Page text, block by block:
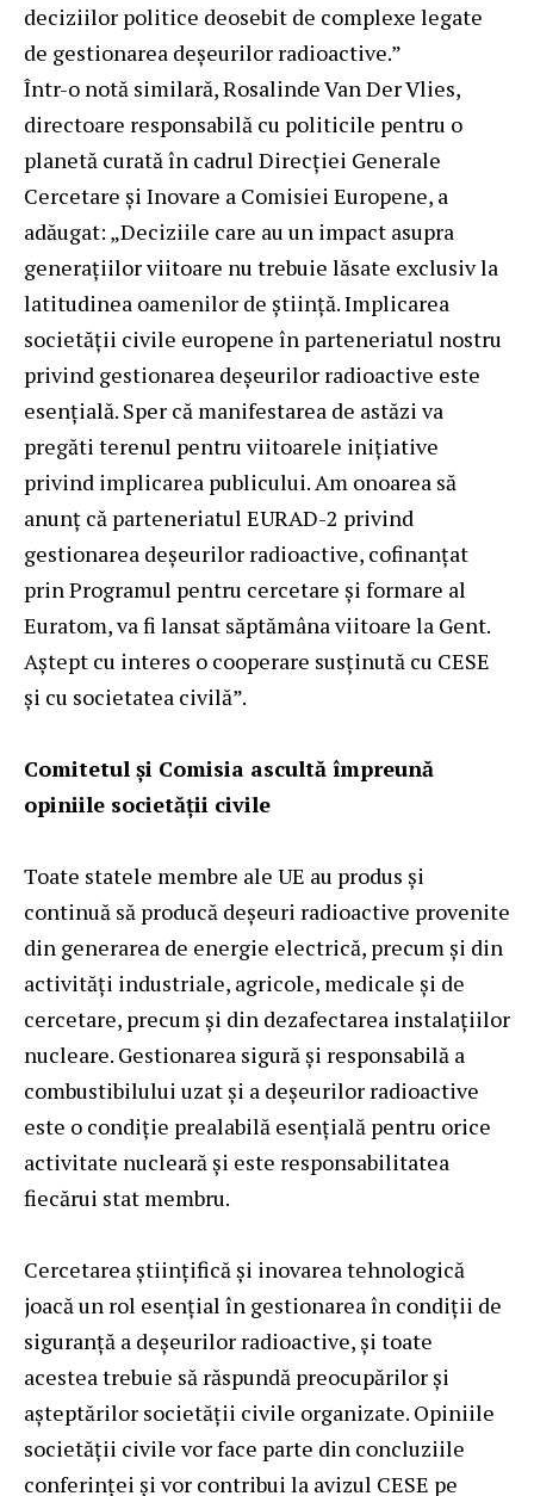
deciziilor politice deosebit de complexe legate
de gestionarea deșeurilor radioactive.”
Într-o notă similară, Rosalinde Van Der Vlies,
directoare responsabilă cu politicile pentru o
planetă curată în cadrul Direcției Generale
Cercetare și Inovare a Comisiei Europene, a
adăugat: „Deciziile care au un impact asupra
generațiilor viitoare nu trebuie lăsate exclusiv la
latitudinea oamenilor de știință. Implicarea
societății civile europene în parteneriatul nostru
privind gestionarea deșeurilor radioactive este
esențială. Sper că manifestarea de astăzi va
pregăti terenul pentru viitoarele inițiative
privind implicarea publicului. Am onoarea să
anunț că parteneriatul EURAD-2 privind
gestionarea deșeurilor radioactive, cofinanțat
prin Programul pentru cercetare și formare al
Euratom, va fi lansat săptămâna viitoare la Gent.
Aștept cu interes o cooperare susținută cu CESE
și cu societatea civilă”.
Comitetul și Comisia ascultă împreună
opiniile societății civile
Toate statele membre ale UE au produs și
continuă să producă deșeuri radioactive provenite
din generarea de energie electrică, precum și din
activități industriale, agricole, medicale și de
cercetare, precum și din dezafectarea instalațiilor
nucleare. Gestionarea sigură și responsabilă a
combustibilului uzat și a deșeurilor radioactive
este o condiție prealabilă esențială pentru orice
activitate nucleară și este responsabilitatea
fiecărui stat membru.
Cercetarea științifică și inovarea tehnologică
joacă un rol esențial în gestionarea în condiții de
siguranță a deșeurilor radioactive, și toate
acestea trebuie să răspundă preocupărilor și
așteptărilor societății civile organizate. Opiniile
societății civile vor face parte din concluziile
conferinței și vor contribui la avizul CESE pe